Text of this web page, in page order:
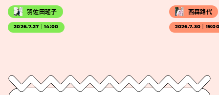
羽佐田瑤子
2026.7.27｜14:00
西森路代
2026.7.30｜